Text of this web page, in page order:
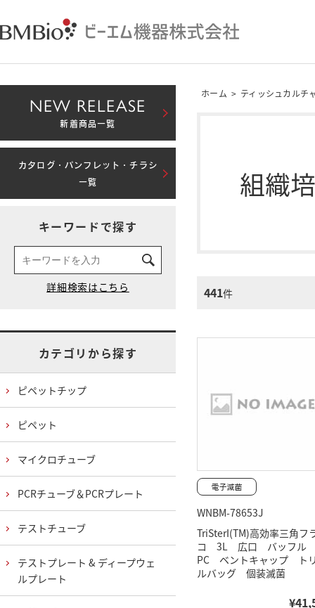
ホーム > ティッシュカルチ
組織
441件
WNBM-78653J
TriSterI(TM)高効率三角フ
コ 3L 広口 バッフ
PC ベントキャップ ト
ルバッグ 個装滅菌
NEW RELEASE
新着商品一覧
カタログ・パンフレット・チラシ
一覧
キーワードで探す
カテゴリから探す
ピペットチップ
ピペット
マイクロチューブ
PCRチューブ＆PCRプレート
テストチューブ
テストプレート & ディープウェ
ルプレート